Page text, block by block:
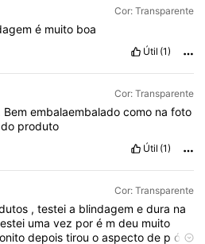
Cor: Transparente
é muito boa
Útil (1)
Cor: Transparente
Bem embalaembalado como na foto
do produto
Útil (1)
Cor: Transparente
, testei a blindagem e dura na
umavez poré mdeu muito
depoistirouoaspectode pó